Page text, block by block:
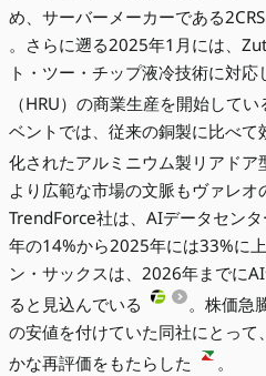
め、サーバーメーカーである
。さらに遡る2025年1月には、
ト・ツー・チップ液冷技術に対応
（HRU）の商業生産を開始してい
ベントでは、従来の銅製に比べ
化されたアルミニウム製リアドア
より広範な市場の文脈もヴァレオ
TrendForce社は、AIデータセン
年の14%から2025年には33%に
ン・サックスは、2026年までに
ると見込んでいる
。株価急
の安値を付けていた同社にとっ
かな再評価をもたらした
。